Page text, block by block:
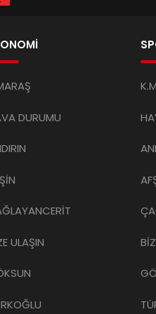
DURUMU
ULAŞIN